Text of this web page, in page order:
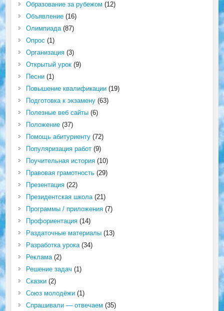
Образование за рубежом (12)
Объявление(16)
Олимпиада(87)
Опрос (1)
Организация(3)
Открытый урок(9)
Песни(1)
Повышение квалификации(19)
Подготовка к экзамену(63)
Полезные веб сайты(6)
Положение(37)
Помощь абитуриенту(72)
Популяризация работ(9)
Поучительная история(10)
Правовая грамотность(29)
Презентация(22)
Президентская школа(21)
Программы / приложения(7)
Профориентация(14)
Раздаточные материалы(13)
Разработка урока(34)
Реклама(2)
Решение задач (1)
Сказки(2)
Союз молодёжи(1)
Спрашивали — отвечаем (35)